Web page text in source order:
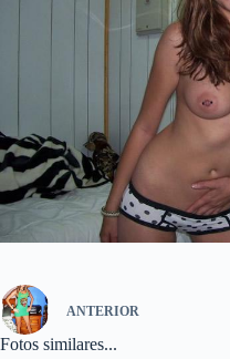
ANTERIOR
Fotos similares...